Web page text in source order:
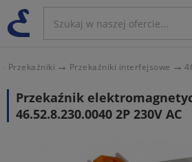
Przekaźniki Przekaźniki interfejsowe
Przekaźnik
46.52.8.230.0040 2P 230V AC